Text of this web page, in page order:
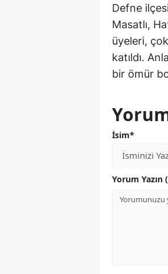
Defne
Masatlı,
üyeleri,
katıldı.
bir ömür
İsim*
Yorum Yazın